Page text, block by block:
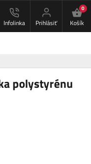
Infolinka Prihlásiť
0
Košík
polystyrénu